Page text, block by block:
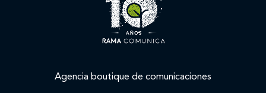
Agencia boutique de comunicaciones